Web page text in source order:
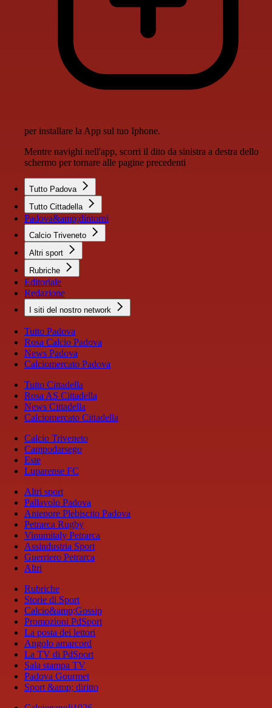
per installare la App sul tuo Iphone.
Mentre navighi nell'app, scorri il dito da sinistra a destra dello
schermo per tornare alle pagine precedenti
Tutto Padova
Tutto Cittadella
Padova&amp;dintorni
Calcio Triveneto
Altri sport
Rubriche
Editoriale
Redazione
I siti del nostro network
Tutto Padova
Rosa Calcio Padova
News Padova
Calciomercato Padova
Tutto Cittadella
Rosa AS Cittadella
News Cittadella
Calciomercato Cittadella
Calcio Triveneto
Campodarsego
Este
Luparense FC
Altri sport
Pallavolo Padova
Antenore Plebiscito Padova
Petrarca Rugby
Vinumitaly Petrarca
Assindustria Sport
Guerriero Petrarca
Altri
Rubriche
Storie di Sport
Calcio&amp;Gossip
Promozioni PdSport
La posta dei lettori
Angolo amarcord
La TV di PdSport
Sala stampa TV
Padova Gourmet
Sport &amp; diritto